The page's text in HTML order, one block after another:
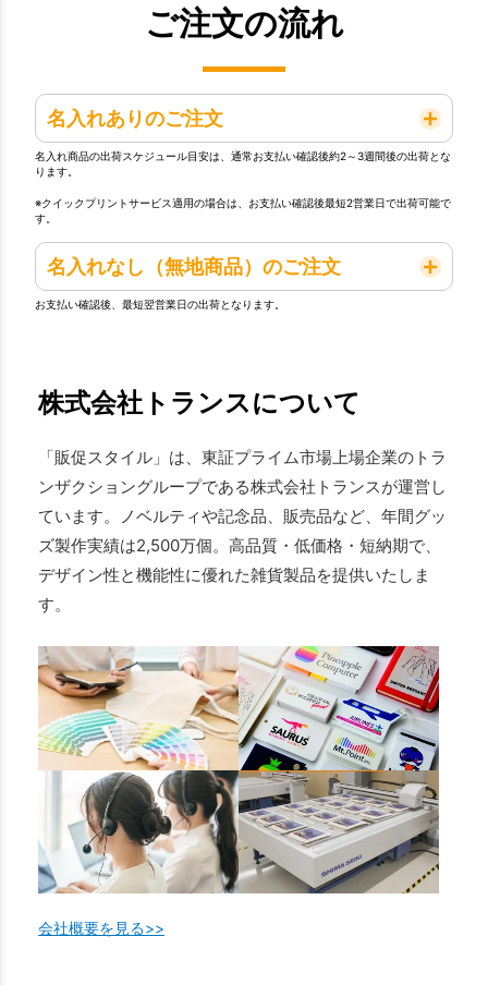
ご注文の流れ
名入れありのご注文
名入れ商品の出荷スケジュール目安は、通常お支払い確認後約2～3週間後の出荷とな
ります。
※クイックプリントサービス適用の場合は、お支払い確認後最短2営業日で出荷可能で
す。
名入れなし（無地商品）のご注文
お支払い確認後、最短翌営業日の出荷となります。
株式会社トランスについて
「販促スタイル」は、東証プライム市場上場企業のトラ
ンザクショングループである株式会社トランスが運営し
ています。ノベルティや記念品、販売品など、年間グッ
ズ製作実績は2,500万個。高品質・低価格・短納期で、
デザイン性と機能性に優れた雑貨製品を提供いたしま
す。
会社概要を見る>>